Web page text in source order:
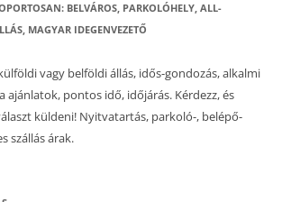
BELVÁROS, PARKOLÓHELY, ALL-
MAGYAR IDEGENVEZETŐ
vagy belföldi állás, idős-gondozás, alkalmi
ajánlatok, pontos idő, időjárás. Kérdezz, és
küldeni! Nyitvatartás, parkoló-, belépő-
szállás árak.